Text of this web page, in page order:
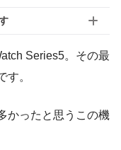
Series5。その最
す。
かったと思うこの機